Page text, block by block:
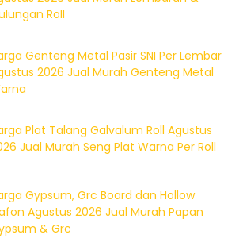
Roll
Genteng Metal Pasir SNI Per Lembar
2026 Jual Murah Genteng Metal
Plat Talang Galvalum Roll Agustus
Jual Murah Seng Plat Warna Per Roll
Gypsum, Grc Board dan Hollow
Agustus 2026 Jual Murah Papan
& Grc